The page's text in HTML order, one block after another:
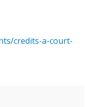
credits-a-court-